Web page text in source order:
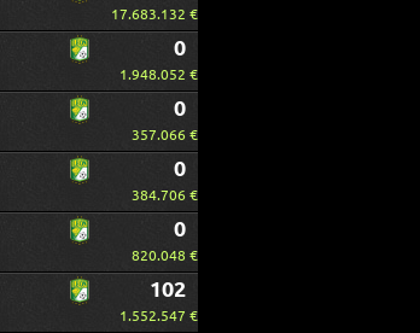
17.683.132 €
0
1.948.052 €
0
357.066 €
0
384.706 €
0
820.048 €
102
1.552.547 €